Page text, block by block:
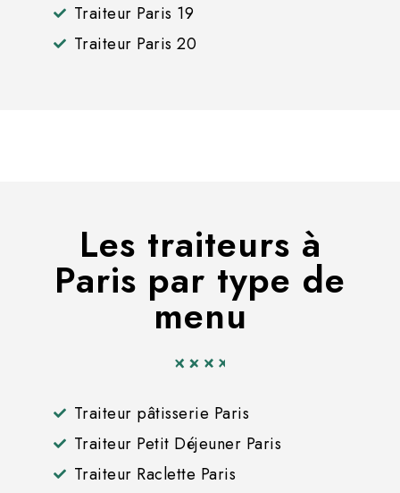
Traiteur Paris 19
Traiteur Paris 20
Les traiteurs à
Paris par type de
menu
Traiteur pâtisserie Paris
Traiteur Petit Déjeuner Paris
Traiteur Raclette Paris